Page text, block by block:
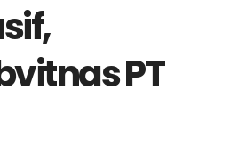
PT